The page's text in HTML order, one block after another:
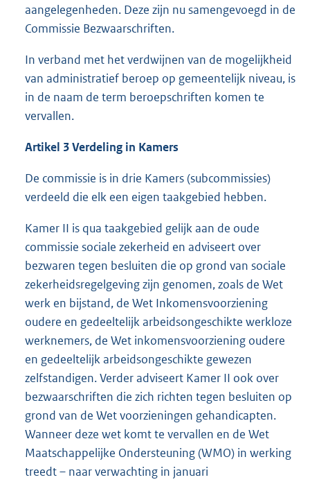
aangelegenheden. Deze zijn nu samengevoegd in de
Commissie Bezwaarschriften.
In verband met het verdwijnen van de mogelijkheid
van administratief beroep op gemeentelijk niveau, is
in de naam de term beroepschriften komen te
vervallen.
Artikel 3 Verdeling in Kamers
De commissie is in drie Kamers (subcommissies)
verdeeld die elk een eigen taakgebied hebben.
Kamer II is qua taakgebied gelijk aan de oude
commissie sociale zekerheid en adviseert over
bezwaren tegen besluiten die op grond van sociale
zekerheidsregelgeving zijn genomen, zoals de Wet
werk en bijstand, de Wet Inkomensvoorziening
oudere en gedeeltelijk arbeidsongeschikte werkloze
werknemers, de Wet inkomensvoorziening oudere
en gedeeltelijk arbeidsongeschikte gewezen
zelfstandigen. Verder adviseert Kamer II ook over
bezwaarschriften die zich richten tegen besluiten op
grond van de Wet voorzieningen gehandicapten.
Wanneer deze wet komt te vervallen en de Wet
Maatschappelijke Ondersteuning (WMO) in werking
treedt – naar verwachting in januari